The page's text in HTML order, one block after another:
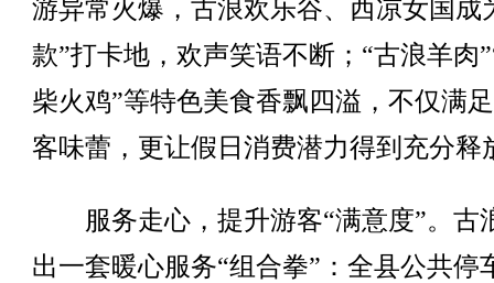
游异常火爆，古浪欢乐谷、西凉女国成
款”打卡地，欢声笑语不断；“古浪羊肉
柴火鸡”等特色美食香飘四溢，不仅满
客味蕾，更让假日消费潜力得到充分释
服务走心，提升游客“满意度”。古
出一套暖心服务“组合拳”：全县公共停